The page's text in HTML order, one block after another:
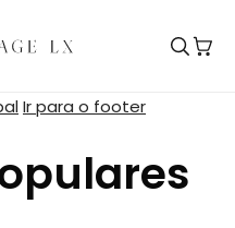
Ir para o footer